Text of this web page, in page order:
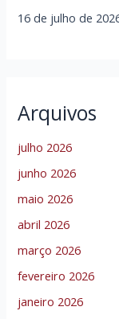
16 de julho de
Arquivos
julho 2026
junho 2026
maio 2026
abril 2026
março 2026
fevereiro 2026
janeiro 2026